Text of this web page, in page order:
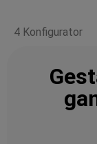
4 Konfigurator